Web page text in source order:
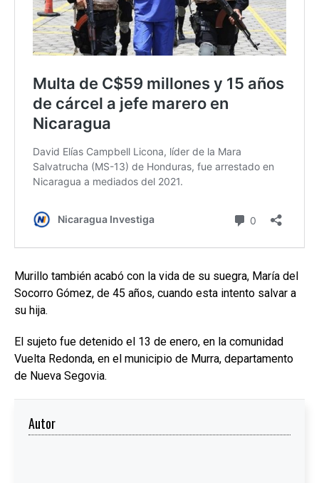
Murillo también acabó con la vida de su suegra, María del
Socorro Gómez, de 45 años, cuando esta intento salvar a
su hija.
El sujeto fue detenido el 13 de enero, en la comunidad
Vuelta Redonda, en el municipio de Murra, departamento
de Nueva Segovia.
Autor